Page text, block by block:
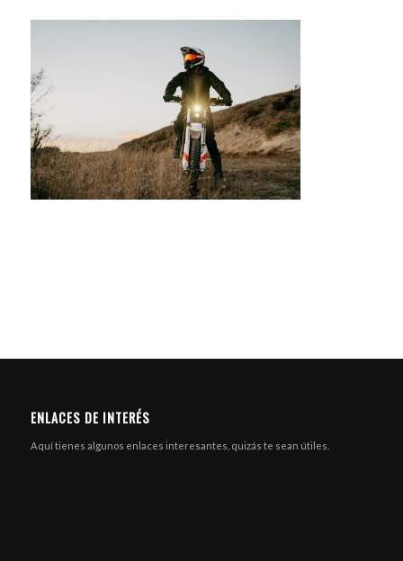
ENLACES DE INTERÉS
Aquí tienes algunos enlaces interesantes, quizás te sean útiles.